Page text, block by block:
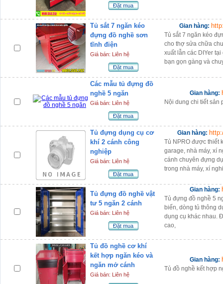
Đặt mua
Tủ sắt 7 ngăn kéo
đựng đồ nghề sơn
tĩnh điện
Giá bán: Liên hệ
Đặt mua
Gian hàng:
Tủ sắt 7 ngăn kéo
cho thợ sửa chữa
xuất lẫn các DIYer
bạn gọn gàng và
Các mẫu tủ đựng đồ
nghề 5 ngăn
Giá bán: Liên hệ
Đặt mua
Gian hàng:
Nội dung chi tiết sản
Tủ đựng dụng cụ cơ
khí 2 cánh công
nghiệp
Giá bán: Liên hệ
Đặt mua
Gian hàng:
Tủ NPRO được thiết
garage, nhà máy, xí
cánh chuyên đựng
trong nhà máy, xí
Tủ đựng đồ nghề vật
tư 5 ngăn 2 cánh
Giá bán: Liên hệ
Đặt mua
Gian hàng:
Tủ đựng đồ nghề 5
biến, dòng tủ thông
dụng cụ khác nhau.
cao,
Tủ đồ nghề cơ khí
kết hợp ngăn kéo và
ngăn mở cánh
Giá bán: Liên hệ
Gian hàng:
Tủ đồ nghề kết hợp